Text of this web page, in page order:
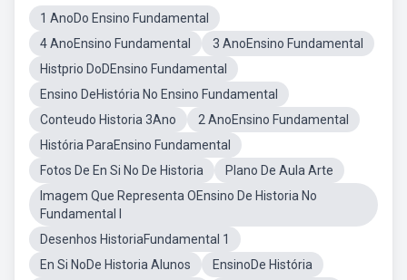
1 AnoDo Ensino Fundamental
4 AnoEnsino Fundamental
3 AnoEnsino Fundamental
Histprio DoDEnsino Fundamental
Ensino DeHistória No Ensino Fundamental
Conteudo Historia 3Ano
2 AnoEnsino Fundamental
História ParaEnsino Fundamental
Fotos De En Si No De Historia
Plano De Aula Arte
Imagem Que Representa OEnsino De Historia No
Fundamental I
Desenhos HistoriaFundamental 1
En Si NoDe Historia Alunos
EnsinoDe História